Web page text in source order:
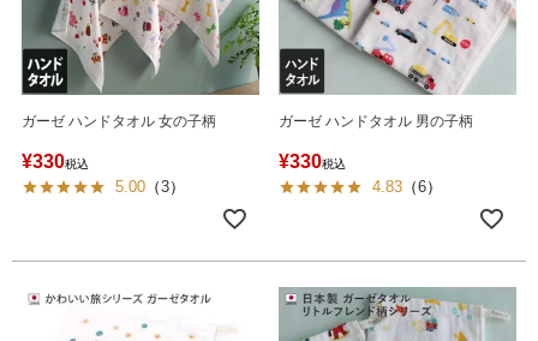
ガーゼ ハンドタオル 女の子柄
¥330税込
5.00 （3）
ガーゼ ハンドタオル 男の子柄
¥330税込
4.83 （6）